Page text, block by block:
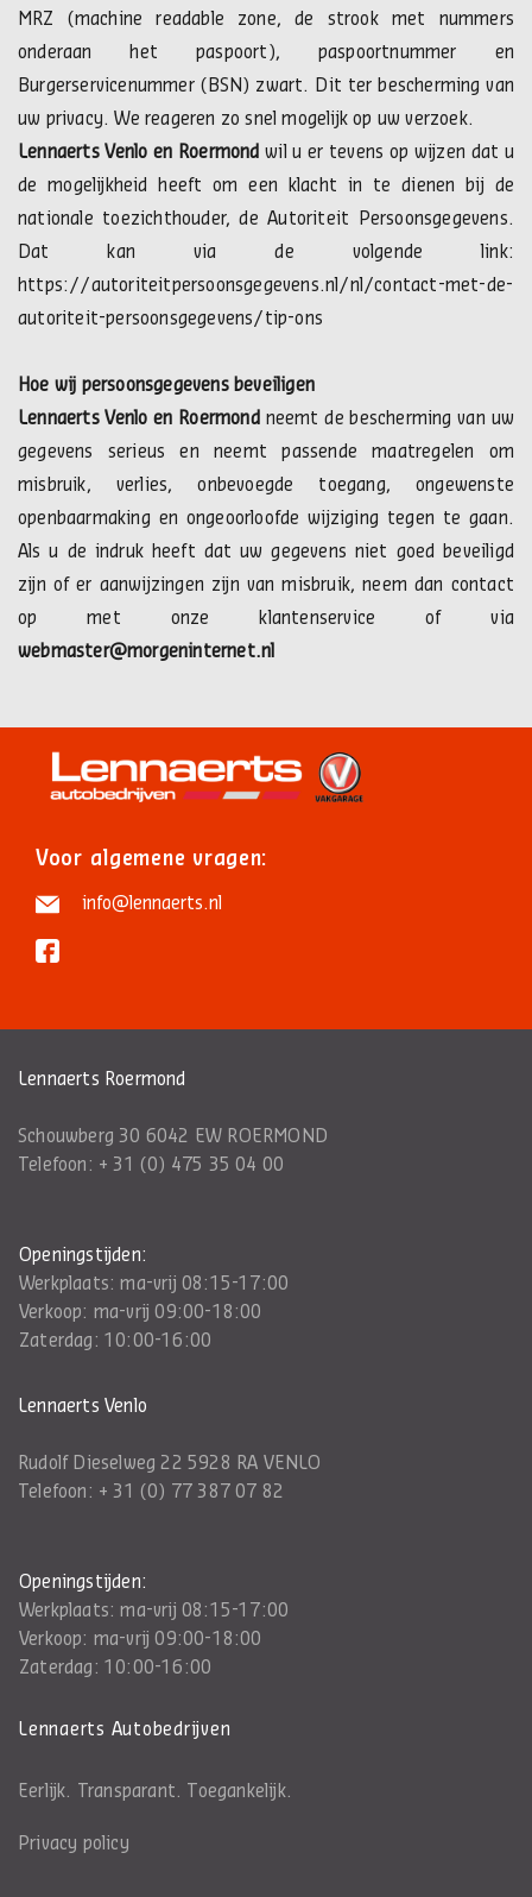
MRZ (machine readable zone, de strook met nummers
onderaan het paspoort), paspoortnummer en
Burgerservicenummer (BSN) zwart. Dit ter bescherming van
uw privacy. We reageren zo snel mogelijk op uw verzoek.
Lennaerts Venlo en Roermond wil u er tevens op wijzen dat u
de mogelijkheid heeft om een klacht in te dienen bij de
nationale toezichthouder, de Autoriteit Persoonsgegevens.
Dat kan via de volgende link:
https://autoriteitpersoonsgegevens.nl/nl/contact-met-de-
autoriteit-persoonsgegevens/tip-ons
Hoe wij persoonsgegevens beveiligen
Lennaerts Venlo en Roermond neemt de bescherming van uw
gegevens serieus en neemt passende maatregelen om
misbruik, verlies, onbevoegde toegang, ongewenste
openbaarmaking en ongeoorloofde wijziging tegen te gaan.
Als u de indruk heeft dat uw gegevens niet goed beveiligd
zijn of er aanwijzingen zijn van misbruik, neem dan contact
op met onze klantenservice of via
webmaster@morgeninternet.nl
Voor algemene vragen:
info@lennaerts.nl
Lennaerts Roermond
Schouwberg 30 6042 EW ROERMOND
Telefoon: + 31 (0) 475 35 04 00
Openingstijden:
Werkplaats: ma-vrij 08:15-17:00
Verkoop: ma-vrij 09:00-18:00
Zaterdag: 10:00-16:00
Lennaerts Venlo
Rudolf Dieselweg 22 5928 RA VENLO
Telefoon: + 31 (0) 77 387 07 82
Openingstijden:
Werkplaats: ma-vrij 08:15-17:00
Verkoop: ma-vrij 09:00-18:00
Zaterdag: 10:00-16:00
Lennaerts Autobedrijven
Eerlijk. Transparant. Toegankelijk.
Privacy policy